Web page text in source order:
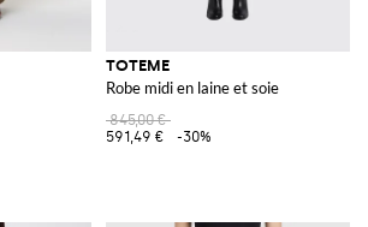
TOTEME
Robe midi en laine et soie
845,00 €
591,49 €
-30%